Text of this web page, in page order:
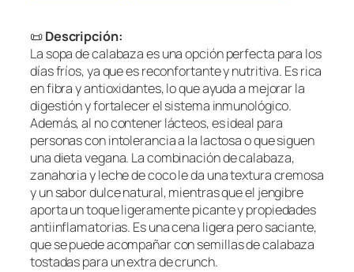
📜Descripción:
La sopa de calabaza es una opción perfecta para los
días fríos, ya que es reconfortante y nutritiva. Es rica
en fibra y antioxidantes, lo que ayuda a mejorar la
digestión y fortalecer el sistema inmunológico.
Además, al no contener lácteos, es ideal para
personas con intolerancia a la lactosa o que siguen
una dieta vegana. La combinación de calabaza,
zanahoria y leche de coco le da una textura cremosa
y un sabor dulce natural, mientras que el jengibre
aporta un toque ligeramente picante y propiedades
antiinflamatorias. Es una cena ligera pero saciante,
que se puede acompañar con semillas de calabaza
tostadas para un extra de crunch.